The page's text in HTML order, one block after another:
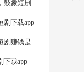
短剧推广怎么赚钱是真的吗，鼓象短剧怎么做？
剧下载app
短剧出海是什么意思，鼓象短剧赚钱是真的吗？
下载app